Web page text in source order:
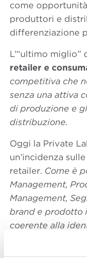
come
produttori e
differenziazione
L’“ultimo miglio”
retailer e
competitiva che
senza una attiva
di produzione e
distribuzione.
Oggi la Private
un’incidenza
retailer. Come è
Management,
Management,
brand e prodotto
coerente alla
le caratteristiche
propri partner